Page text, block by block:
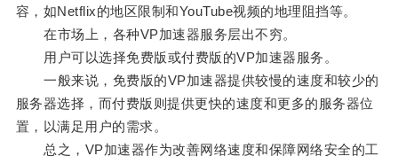
容，如Netflix的地区限制和YouTube视频的地理阻挡等。
在市场上，各种VP加速器服务层出不穷。
用户可以选择免费版或付费版的VP加速器服务。
一般来说，免费版的VP加速器提供较慢的速度和较少的
服务器选择，而付费版则提供更快的速度和更多的服务器位
置，以满足用户的需求。
总之，VP加速器作为改善网络速度和保障网络安全的工